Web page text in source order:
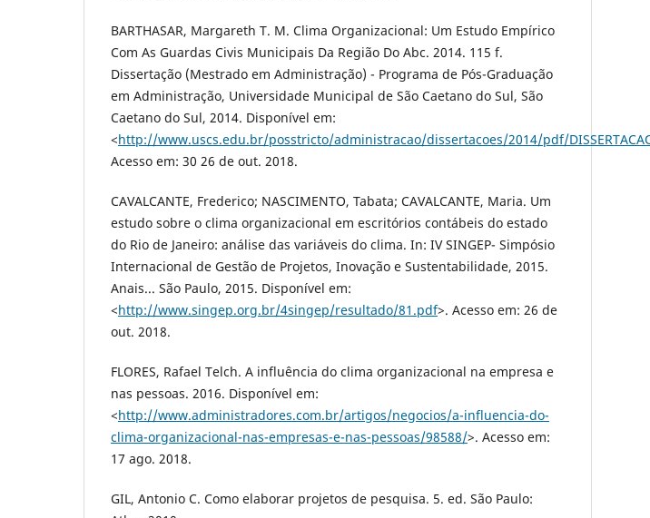
BARTHASAR, Margareth T. M. Clima Organizacional: Um Estudo Empírico
Com As Guardas Civis Municipais Da Região Do Abc. 2014. 115 f.
Dissertação (Mestrado em Administração) - Programa de Pós-Graduação
em Administração, Universidade Municipal de São Caetano do Sul, São
Caetano do Sul, 2014. Disponível em:
<http://www.uscs.edu.br/posstricto/administracao/dissertacoes/2014/pdf/
Acesso em: 30 26 de out. 2018.
CAVALCANTE, Frederico; NASCIMENTO, Tabata; CAVALCANTE, Maria. Um
estudo sobre o clima organizacional em escritórios contábeis do estado
do Rio de Janeiro: análise das variáveis do clima. In: IV SINGEP- Simpósio
Internacional de Gestão de Projetos, Inovação e Sustentabilidade, 2015.
Anais... São Paulo, 2015. Disponível em:
<http://www.singep.org.br/4singep/resultado/81.pdf>. Acesso em: 26 de
out. 2018.
FLORES, Rafael Telch. A influência do clima organizacional na empresa e
nas pessoas. 2016. Disponível em:
<http://www.administradores.com.br/artigos/negocios/a-influencia-do-
clima-organizacional-nas-empresas-e-nas-pessoas/98588/>. Acesso em:
17 ago. 2018.
GIL, Antonio C. Como elaborar projetos de pesquisa. 5. ed. São Paulo: